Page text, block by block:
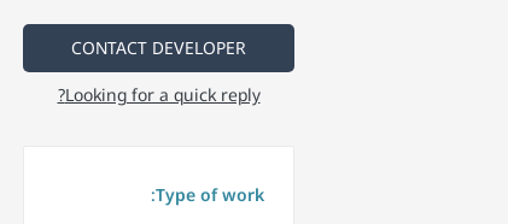
CONTACT DEVELOPER
Looking for a quick reply?
Type of work: